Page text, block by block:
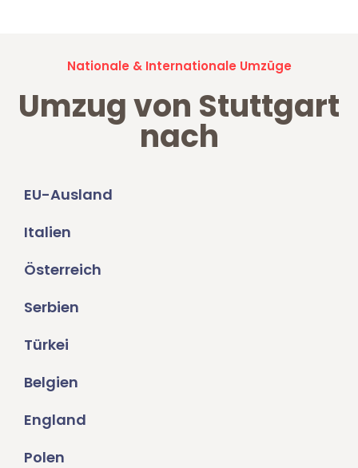
Nationale & Internationale Umzüge
Umzug von Stuttgart
nach
EU-Ausland
Italien
Österreich
Serbien
Türkei
Belgien
England
Polen